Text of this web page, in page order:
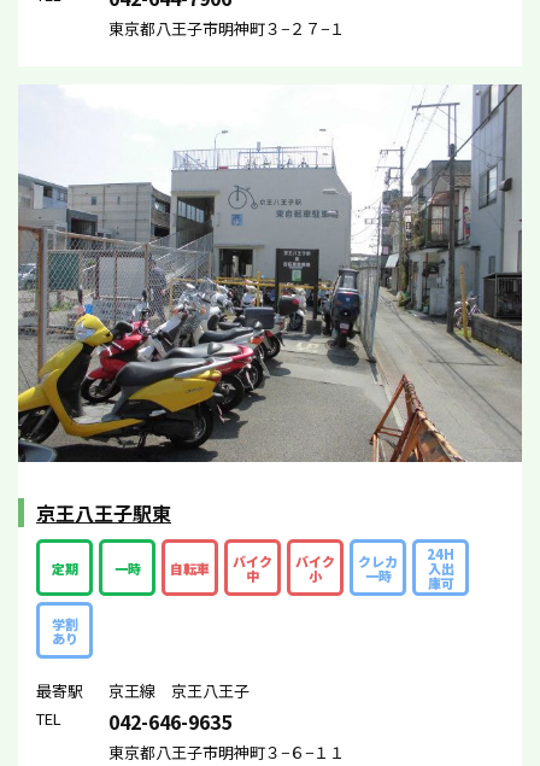
東京都八王子市明神町３−２７−１
京王八王子駅東
定期 一時 自転車 バイク
中
バイク
小
クレカ
一時
24H
入出
庫可
学割
あり
最寄駅
京王線 京王八王子
TEL
042-646-9635
東京都八王子市明神町３−６−１１